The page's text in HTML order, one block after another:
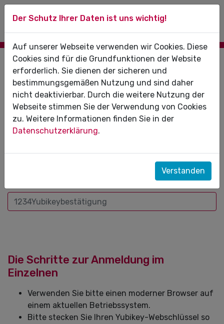
Zugangsgeschützter Bereich
Um Zugang zu erhalten, melden Sie sich bitte mit dem
YubiKey oder Ihrem eHBA an.
Benutzername:
Die Schritte zur Anmeldung im
Einzelnen
Verwenden Sie bitte einen moderner Browser auf
einem aktuellen Betriebssystem.
Bitte stecken Sie Ihren Yubikey-Webschlüssel so
Der Schutz Ihrer Daten ist uns wichtig!
Auf unserer Webseite verwenden wir Cookies. Diese
Cookies sind für die Grundfunktionen der Website
erforderlich. Sie dienen der sicheren und
bestimmungsgemäßen Nutzung und sind daher
nicht deaktivierbar. Durch die weitere Nutzung der
Webseite stimmen Sie der Verwendung von Cookies
zu. Weitere Informationen finden Sie in der
Datenschutzerklärung.
Verstanden